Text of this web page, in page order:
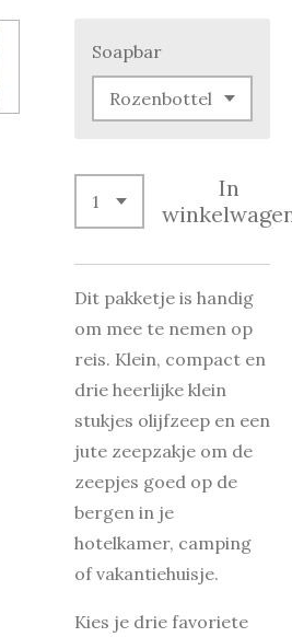
Soapbar
In
Dit pakketje is handig
om mee te nemen op
reis. Klein, compact en
drie heerlijke klein
stukjes olijfzeep en een
jute zeepzakje om de
zeepjes goed op de
bergen in je
hotelkamer, camping
of vakantiehuisje.
Kies je drie favoriete